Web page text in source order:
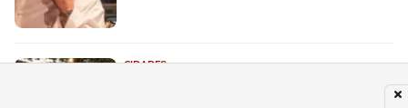
CIDADES